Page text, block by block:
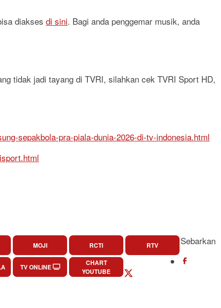
diakses di sini. Bagi anda penggemar musik, anda
tidak jadi tayang di TVRI, silahkan cek TVRI Sport HD,
sepakbola-pra-piala-dunia-2026-di-tv-indonesia.html
MOJI RCTI RTV
TV ONLINE
CHART
YOUTUBE
Sebarkan